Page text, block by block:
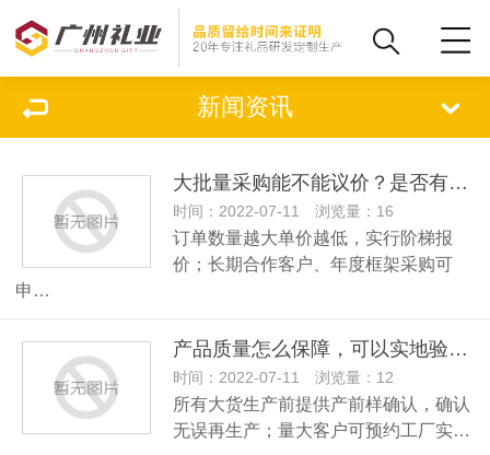
新闻资讯
大批量采购能不能议价？是否有阶梯价格？
时间：2022-07-11 浏览量：16
订单数量越大单价越低，实行阶梯报
价；长期合作客户、年度框架采购可
申…
产品质量怎么保障，可以实地验厂看货吗？
时间：2022-07-11 浏览量：12
所有大货生产前提供产前样确认，确认
无误再生产；量大客户可预约工厂实…